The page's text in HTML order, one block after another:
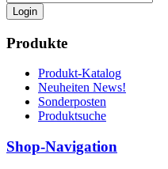
Login
Produkte
Produkt-Katalog
Neuheiten News!
Sonderposten
Produktsuche
Shop-Navigation